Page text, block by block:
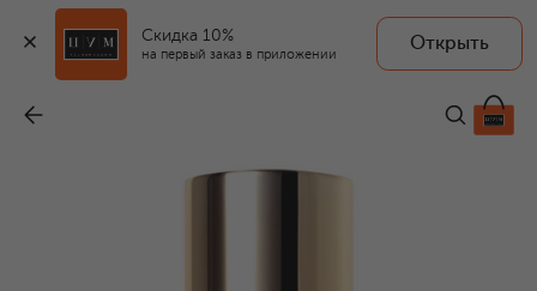
Скидка 10%
на первый заказ в приложении
Открыть
15 100 ₽